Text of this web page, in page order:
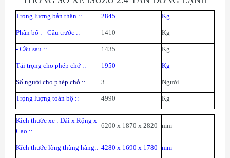
Trọng lượng bản thân :: 2845 Kg
Phân bố : - Cầu trước :: 1410 Kg
- Cầu sau :: 1435 Kg
Tải trọng cho phép chở :: 1950 Kg
Số người cho phép chở :: 3 Người
Trọng lượng toàn bộ :: 4990 Kg
Kích thước xe : Dài x Rộng x
Cao ::
6200 x 1870 x 2820 mm
Kích thước lòng thùng hàng:: 4280 x 1690 x 1780 mm